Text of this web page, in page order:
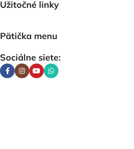
Užitočné linky
Pätička menu
Sociálne siete: